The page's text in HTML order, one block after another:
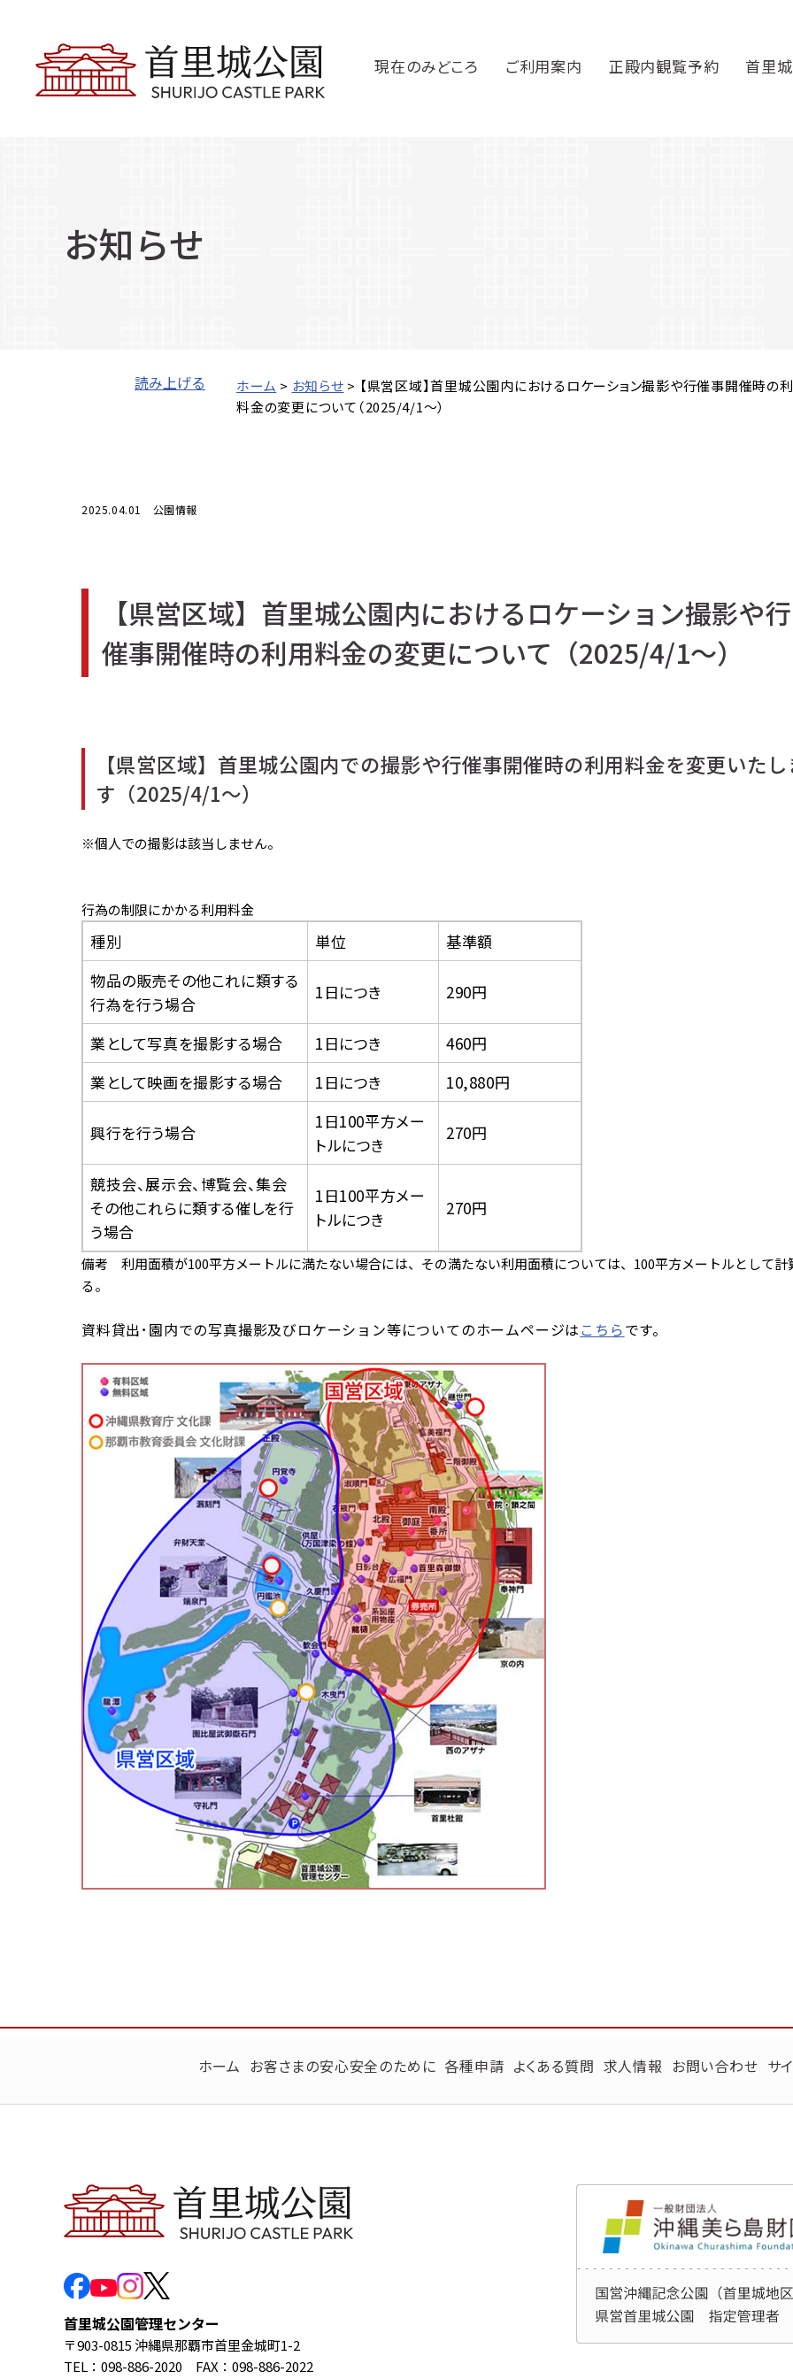
現在のみどころ ご利用案内 正殿内観覧予約 首里
お知らせ
ホーム > お知らせ > 【県営区域】首里城公園内におけるロケーション撮影や行催事開催時の
料金の変更について（2025/4/1～）
読み上げる
2025.04.01 公園情報
【県営区域】首里城公園内におけるロケーション撮影や行
催事開催時の利用料金の変更について（2025/4/1～）
【県営区域】首里城公園内での撮影や行催事開催時の利用料金を変更いた
す（2025/4/1～）
※個人での撮影は該当しません。
行為の制限にかかる利用料金
種別 単位
基準額
物品の販売その他これに類する
行為を行う場合
1日につき 290円
業として写真を撮影する場合 1日につき
460円
業として映画を撮影する場合
1日につき 10,880円
興行を行う場合
1日100平方メー
トルにつき
270円
競技会、展示会、博覧会、集会
その他これらに類する催しを行
う場合
1日100平方メー
トルにつき
270円
備考 利用面積が100平方メートルに満たない場合には、その満たない利用面積については、100平方メートルとして計
る。
資料貸出･園内での写真撮影及びロケーション等についてのホームページは こちらです。
ホーム お客さまの安心安全のために 各種申請 よくある質問 求人情報 お問い合わせ サ
首里城公園管理センター
〒903-0815 沖縄県那覇市首里金城町1-2
TEL：098-886-2020 FAX：098-886-2022